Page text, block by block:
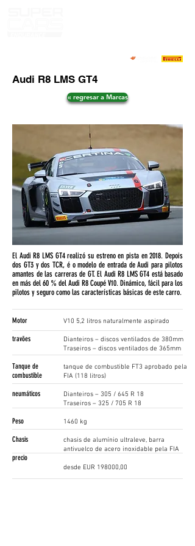
Audi R8 LMS GT4
« regresar a Marcas
El Audi R8 LMS GT4 realizó su estreno en pista en 2018. Depois
dos GT3 y dos TCR, é o modelo de entrada de Audi para pilotos
amantes de las carreras de GT. El Audi R8 LMS GT4 está basado
en más del 60 % del Audi R8 Coupé V10. Dinámico, fácil para los
pilotos y seguro como las características básicas de este carro.
Motor
travões
Tanque de
combustible
neumáticos
Peso
Chasis
precio
V10 5,2 litros naturalmente aspirado
Dianteiros – discos ventilados de 380mm
Traseiros – discos ventilados de 365mm
tanque de combustible FT3 aprobado pela
FIA (118 litros)
Dianteiros – 305 / 645 R 18
Traseiros – 325 / 705 R 18
1460 kg
chasis de alumínio ultraleve, barra
antivuelco de acero inoxidable pela FIA
desde EUR 198000,00